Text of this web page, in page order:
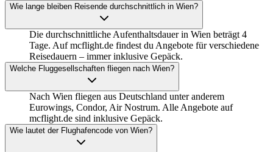
Wie lange bleiben Reisende durchschnittlich in Wien?
Die durchschnittliche Aufenthaltsdauer in Wien beträgt 4
Tage. Auf mcflight.de findest du Angebote für verschiedene
Reisedauern – immer inklusive Gepäck.
Welche Fluggesellschaften fliegen nach Wien?
Nach Wien fliegen aus Deutschland unter anderem
Eurowings, Condor, Air Nostrum. Alle Angebote auf
mcflight.de sind inklusive Gepäck.
Wie lautet der Flughafencode von Wien?